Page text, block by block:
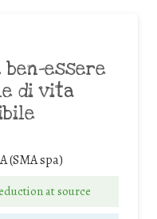
ben-essere
di vita
(SMA spa)
at source